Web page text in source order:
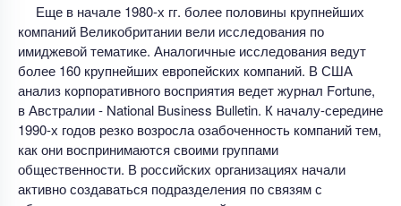
Еще в начале 1980-х гг. более половины крупнейших
компаний Великобритании вели исследования по
имиджевой тематике. Аналогичные исследования ведут
более 160 крупнейших европейских компаний. В США
анализ корпоративного восприятия ведет журнал Fortune,
в Австралии - National Business Bulletin. К началу-середине
1990-х годов резко возросла озабоченность компаний тем,
как они воспринимаются своими группами
общественности. В российских организациях начали
активно создаваться подразделения по связям с